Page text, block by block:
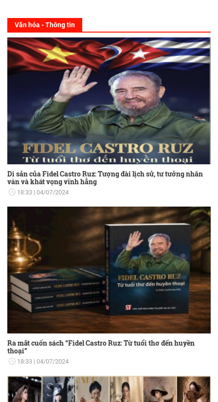
Văn hóa - Thông tin
Di sản của Fidel Castro Ruz: Tượng đài lịch sử, tư tưởng nhân
văn và khát vọng vĩnh hằng
18:33 04/07/2024
Ra mắt cuốn sách “Fidel Castro Ruz: Từ tuổi thơ đến huyền
thoại”
18:33 04/07/2024